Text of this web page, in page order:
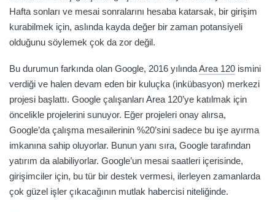
Hafta sonları ve mesai sonralarını hesaba katarsak, bir girişim
kurabilmek için, aslında kayda değer bir zaman potansiyeli
olduğunu söylemek çok da zor değil.
Bu durumun farkında olan Google, 2016 yılındaArea 120 ismini
verdiği ve halen devam eden bir kuluçka (inkübasyon) merkezi
projesi başlattı. Google çalışanları Area 120’ye katılmak için
öncelikle projelerini sunuyor. Eğer projeleri onay alırsa,
Google’da çalışma mesailerinin %20’sini sadece bu işe ayırma
imkanına sahip oluyorlar. Bunun yanı sıra, Google tarafından
yatırım da alabiliyorlar. Google’un mesai saatleri içerisinde,
girişimciler için, bu tür bir destek vermesi, ilerleyen zamanlarda
çok güzel işler çıkacağının mutlak habercisi niteliğinde.